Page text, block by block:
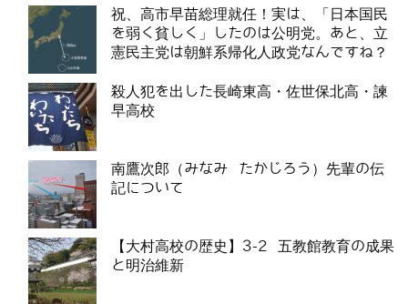
祝、高市早苗総理就任！実は、「日本国民
を弱く貧しく」したのは公明党。あと、立
憲民主党は朝鮮系帰化人政党なんですね？
殺人犯を出した長崎東高・佐世保北高・諫
早高校
南鷹次郎（みなみ たかじろう）先輩の伝
記について
【大村高校の歴史】3-2 五教館教育の成果
と明治維新